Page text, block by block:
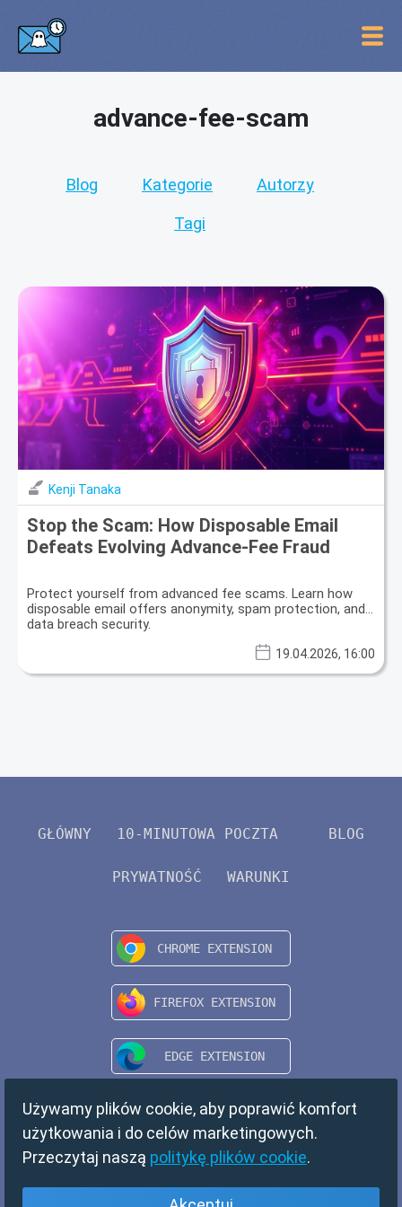
advance-fee-scam
Blog Kategorie Autorzy
Tagi
Kenji Tanaka
Stop the Scam: How Disposable Email
Defeats Evolving Advance-Fee Fraud
Protect yourself from advanced fee scams. Learn how
disposable email offers anonymity, spam protection, and
data breach security.
19.04.2026, 16:00
GŁÓWNY 10-MINUTOWA POCZTA BLOG
PRYWATNOŚĆ WARUNKI
Używamy plików cookie, aby poprawić komfort
użytkowania i do celów marketingowych.
Przeczytaj naszą politykę plików cookie.